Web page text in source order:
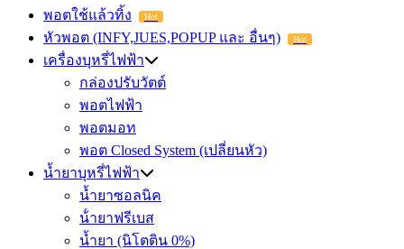
พอตใช้แล้วทิ้ง Hot
หัวพอต (INFY,JUES,POPUP และ อื่นๆ) Hot
เครื่องบุหรี่ไฟฟ้า
กล่องปรับวัตต์
พอตไฟฟ้า
พอตมอท
พอต Closed System (เปลี่ยนหัว)
น้ำยาบุหรี่ไฟฟ้า
น้ำยาซอลนิค
น้ํายาฟรีเบส
น้ำยา (นิโตติน 0%)